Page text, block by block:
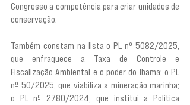
Congresso a competência para criar unidades de
conservação.
Também constam na lista o PL nº 5082/2025,
que enfraquece a Taxa de Controle e
Fiscalização Ambiental e o poder do Ibama; o PL
nº 50/2025, que viabiliza a mineração marinha;
o PL nº 2780/2024, que institui a Política